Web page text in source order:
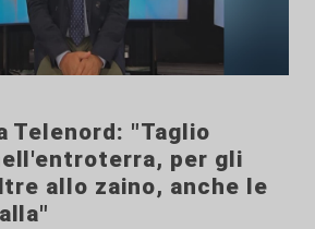
Telenord: "Taglio
per gli
allo zaino, anche le